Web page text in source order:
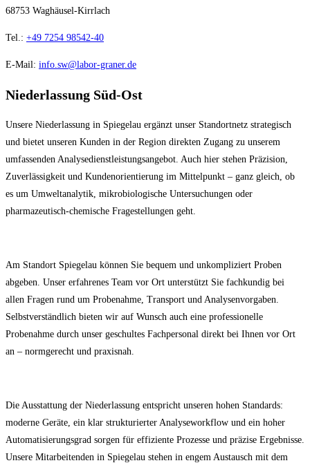
68753 Waghäusel-Kirrlach
Tel.: +49 7254 98542-40
E-Mail: info.sw@labor-graner.de
Niederlassung Süd-Ost
Unsere Niederlassung in Spiegelau ergänzt unser Standortnetz strategisch
und bietet unseren Kunden in der Region direkten Zugang zu unserem
umfassenden Analysedienstleistungsangebot. Auch hier stehen Präzision,
Zuverlässigkeit und Kundenorientierung im Mittelpunkt – ganz gleich, ob
es um Umweltanalytik, mikrobiologische Untersuchungen oder
pharmazeutisch-chemische Fragestellungen geht.
Am Standort Spiegelau können Sie bequem und unkompliziert Proben
abgeben. Unser erfahrenes Team vor Ort unterstützt Sie fachkundig bei
allen Fragen rund um Probenahme, Transport und Analysenvorgaben.
Selbstverständlich bieten wir auf Wunsch auch eine professionelle
Probenahme durch unser geschultes Fachpersonal direkt bei Ihnen vor Ort
an – normgerecht und praxisnah.
Die Ausstattung der Niederlassung entspricht unseren hohen Standards:
moderne Geräte, ein klar strukturierter Analyseworkflow und ein hoher
Automatisierungsgrad sorgen für effiziente Prozesse und präzise Ergebnisse.
Unsere Mitarbeitenden in Spiegelau stehen in engem Austausch mit dem